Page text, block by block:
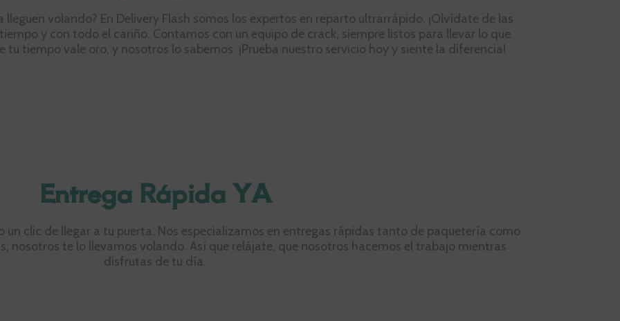
volando? En Delivery Flash somos los expertos en reparto ultrarrápido. ¡Olvídate de las
y con todo el cariño. Contamos con un equipo de crack, siempre listos para llevar lo que
tu tiempo vale oro, y nosotros lo sabemos. ¡Prueba nuestro servicio hoy y siente la diferencia!
Entrega Rápida YA
un clic de llegar a tu puerta. Nos especializamos en entregas rápidas tanto de paquetería como
nosotros te lo llevamos volando. Así que relájate, que nosotros hacemos el trabajo mientras
disfrutas de tu día.